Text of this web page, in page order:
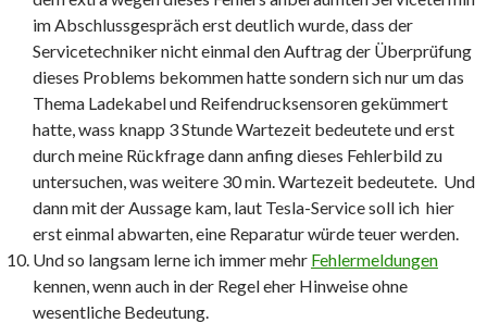
im Abschlussgespräch erst deutlich wurde, dass der
Servicetechniker nicht einmal den Auftrag der Überprüfung
dieses Problems bekommen hatte sondern sich nur um das
Thema Ladekabel und Reifendrucksensoren gekümmert
hatte, wass knapp 3 Stunde Wartezeit bedeutete und erst
durch meine Rückfrage dann anfing dieses Fehlerbild zu
untersuchen, was weitere 30 min. Wartezeit bedeutete. Und
dann mit der Aussage kam, laut Tesla-Service soll ich hier
erst einmal abwarten, eine Reparatur würde teuer werden.
Und so langsam lerne ich immer mehr Fehlermeldungen
kennen, wenn auch in der Regel eher Hinweise ohne
wesentliche Bedeutung.